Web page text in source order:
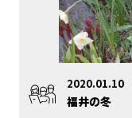
2020.01.10
福井の冬